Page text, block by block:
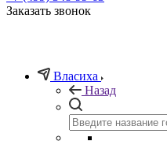
Заказать звонок
Власиха
Назад